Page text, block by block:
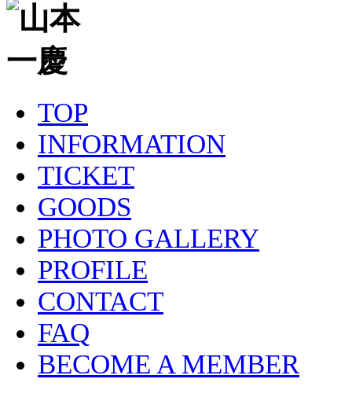
TOP
INFORMATION
TICKET
GOODS
PHOTO GALLERY
PROFILE
CONTACT
FAQ
BECOME A MEMBER